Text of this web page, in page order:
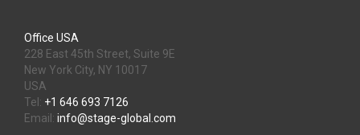
Office USA
228 East 45th Street, Suite 9E
New York City, NY 10017
USA
Tel: +1 646 693 7126
Email: info@stage-global.com